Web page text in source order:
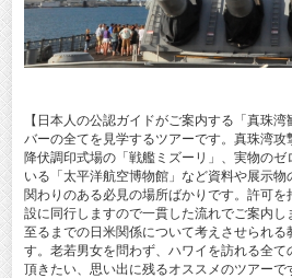
【日本人の公認ガイドがご案内する「真珠
バーの全てを見学するツアーです。真珠湾攻
降伏調印式場の「戦艦ミズーリ」、実物の
いる「太平洋航空博物館」など資料や展示物
関わりのある必見の場所ばかりです。許可
設に同行しますので一貫した流れでご案内
至るまでの日米関係について考えさせられ
す。老若男女を問わず、ハワイを訪れる全
頂きたい、思い出に残るオススメのツアーで